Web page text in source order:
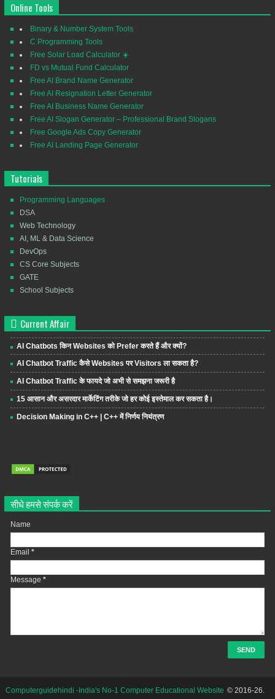
Online Tools
Binary & Number System Tools
C Programming Tools
Free Solar Load Calculator ☀️
FD vs Mutual Fund Calculator
Free AI Brand Name Generator
Free AI Resignation Letter Generator
Free AI Business Name Generator
Free AI Slogan Generator – Professional Brand Slogans
Free Google Ads Copy Generator
Free AI Landing Page Generator
Tutorials
Programming Languages
DSA
Web Technology
AI, ML & Data Science
DevOps
CS Core Subjects
GATE
School Subjects
Current Affair
AI Chatbots किन Websites को Prefer करते हैं और क्यों?
AI Chatbot Traffic कैसे Websites पर Visitors ला सकता है?
AI Chatbot Traffic के फायदे जो अभी से समझना जरूरी है
15 आसान और असरदार मार्केटिंग तरीके जो हर कोई इस्तेमाल कर सकता है।
Decision Making in C++ | C++ में निर्णय नियंत्रण
सीधे हमसे संपर्क करें
Name
Email *
Message *
Computerguidehindi -India's No-1 Computer Educational Website © 2016-26.